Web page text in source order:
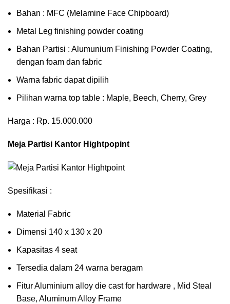
Bahan : MFC (Melamine Face Chipboard)
Metal Leg finishing powder coating
Bahan Partisi : Alumunium Finishing Powder Coating,
dengan foam dan fabric
Warna fabric dapat dipilih
Pilihan warna top table : Maple, Beech, Cherry, Grey
Harga : Rp. 15.000.000
Meja Partisi Kantor Hightpopint
Spesifikasi :
Material Fabric
Dimensi 140 x 130 x 20
Kapasitas 4 seat
Tersedia dalam 24 warna beragam
Fitur Aluminium alloy die cast for hardware , Mid Steal
Base, Aluminum Alloy Frame